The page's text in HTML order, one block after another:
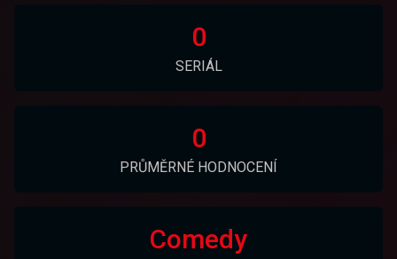
0
SERIÁL
0
PRŮMĚRNÉ HODNOCENÍ
Comedy